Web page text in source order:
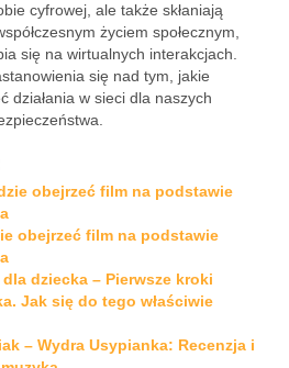
cyfrowej, ale także skłaniają
życiem społecznym,
się na wirtualnych interakcjach.
się nad tym, jakie
działania w sieci dla naszych
obejrzeć film na podstawie
obejrzeć film na podstawie
dziecka – Pierwsze kroki
Jak się do tego właściwie
– Wydra Usypianka: Recenzja i